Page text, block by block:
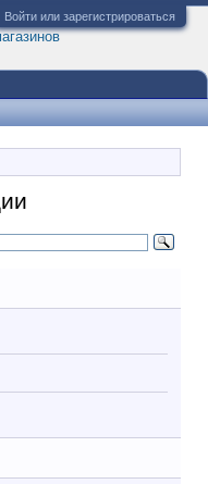
Войти или зарегистрироваться